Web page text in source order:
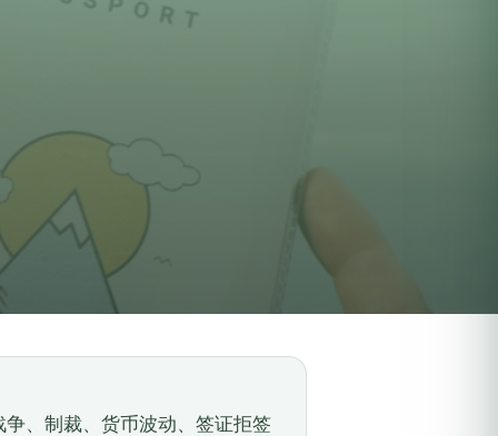
、制裁、货币波动、签证拒签